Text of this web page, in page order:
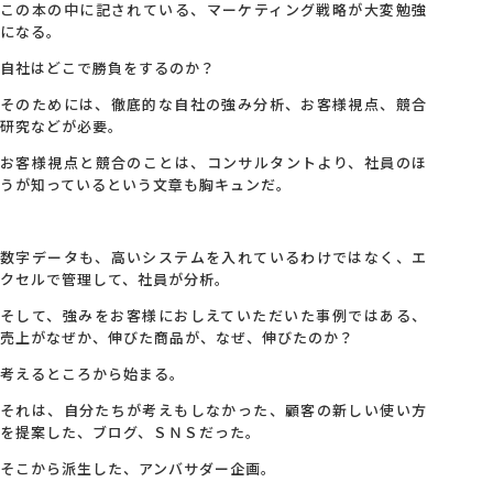
この本の中に記されている、マーケティング戦略が大変勉強
になる。
自社はどこで勝負をするのか？
そのためには、徹底的な自社の強み分析、お客様視点、競合
研究などが必要。
お客様視点と競合のことは、コンサルタントより、社員のほ
うが知っているという文章も胸キュンだ。
数字データも、高いシステムを入れているわけではなく、エ
クセルで管理して、社員が分析。
そして、強みをお客様におしえていただいた事例ではある、
売上がなぜか、伸びた商品が、なぜ、伸びたのか？
考えるところから始まる。
それは、自分たちが考えもしなかった、顧客の新しい使い方
を提案した、ブログ、ＳＮＳだった。
そこから派生した、アンバサダー企画。